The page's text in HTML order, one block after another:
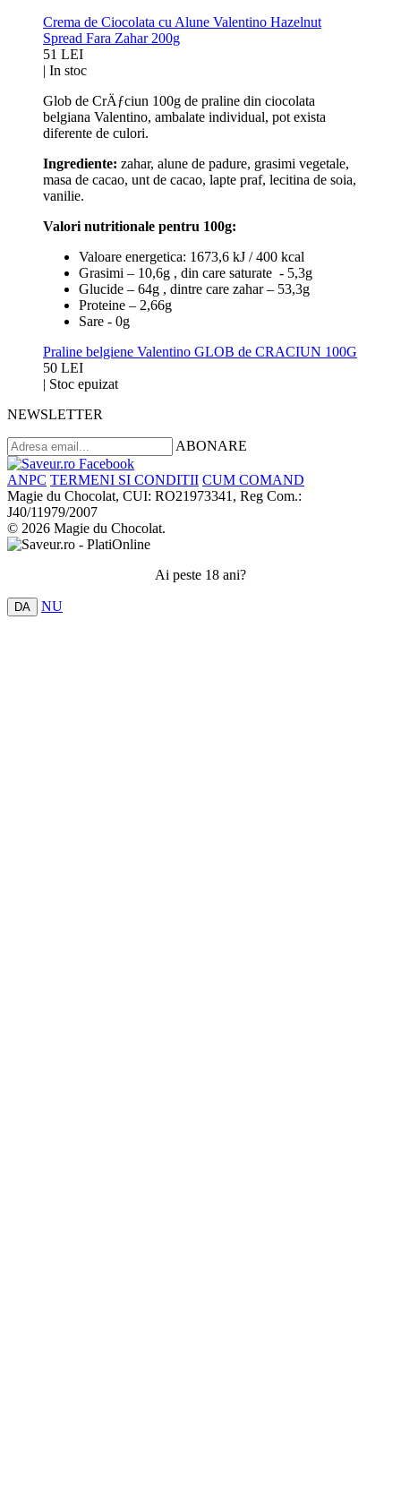
Crema de Ciocolata cu Alune Valentino Hazelnut
Spread Fara Zahar 200g
51 LEI
| In stoc
Glob de CrÄƒciun 100g de praline din ciocolata
belgiana Valentino, ambalate individual, pot exista
diferente de culori.
Ingrediente: zahar, alune de padure, grasimi vegetale,
masa de cacao, unt de cacao, lapte praf, lecitina de soia,
vanilie.
Valori nutritionale pentru 100g:
Valoare energetica: 1673,6 kJ / 400 kcal
Grasimi – 10,6g , din care saturate - 5,3g
Glucide – 64g , dintre care zahar – 53,3g
Proteine – 2,66g
Sare - 0g
Praline belgiene Valentino GLOB de CRACIUN 100G
50 LEI
| Stoc epuizat
NEWSLETTER
ABONARE
ANPC TERMENI SI CONDITII CUM COMAND
Magie du Chocolat, CUI: RO21973341, Reg Com.:
J40/11979/2007
© 2026 Magie du Chocolat.
Ai peste 18 ani?
DA NU